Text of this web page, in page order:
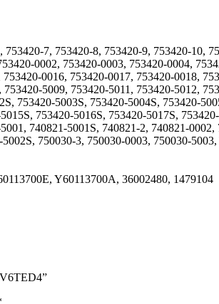
7, 753420-8, 753420-9, 753420-10,
0002, 753420-0003, 753420-0004,
0016, 753420-0017, 753420-0018,
5009, 753420-5011, 753420-5012,
753420-5003S, 753420-5004S, 753420-
753420-5016S, 753420-5017S,
740821-5001S, 740821-2, 740821-
750030-3, 750030-0003, 750030-
Y60113700A, 36002480, 1479104